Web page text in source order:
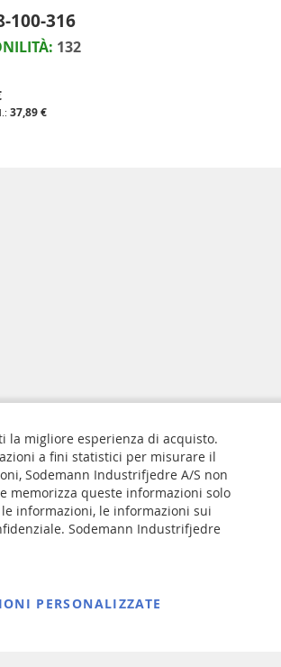
100-316
132
37,89 €
la migliore esperienza di acquisto.
a fini statistici per misurare il
Sodemann Industrifjedre A/S non
memorizza queste informazioni solo
informazioni, le informazioni sui
Sodemann Industrifjedre
PERSONALIZZATE